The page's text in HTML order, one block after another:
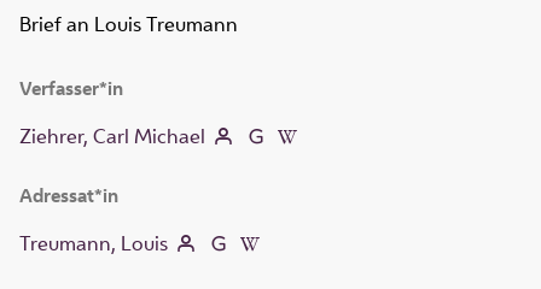
Brief an Louis Treumann
Verfasser*in
Ziehrer, Carl Michael
Adressat*in
Treumann, Louis